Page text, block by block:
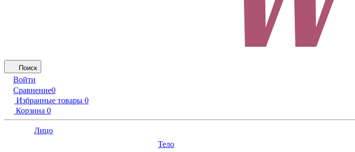
Поиск
Войти
Сравнение0
Избранные товары 0
Корзина 0
Лицо
Тело